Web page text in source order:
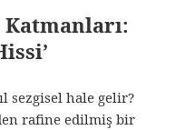
sezgisel hale gelir?
rafine edilmiş bir